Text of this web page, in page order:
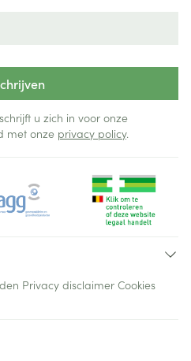
u zich in voor onze
met onze privacy policy.
Privacy disclaimer Cookies